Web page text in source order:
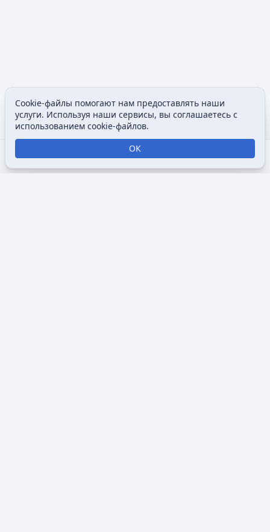
Открыть поиск
Открыть меню
Просмотры
Cookie-файлы помогают нам предоставлять наши
услуги. Используя наши сервисы, вы соглашаетесь с
использованием cookie-файлов.
ОК